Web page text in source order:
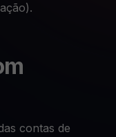
contas de